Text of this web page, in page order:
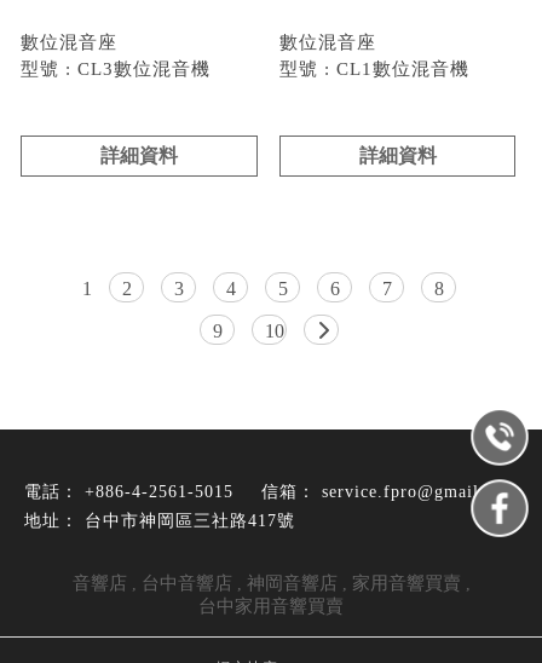
數位混音座
型號 : CL3數位混音機
詳細資料
數位混音座
型號 : CL1數位混音機
詳細資料
1 2 3 4 5 6 7 8
9 10
+886-4-2561-5015
service.fpro@gmail.com
台中市神岡區三社路417號
音響店 台中音響店 神岡音響店
家用音響買賣
台中家用音響買賣